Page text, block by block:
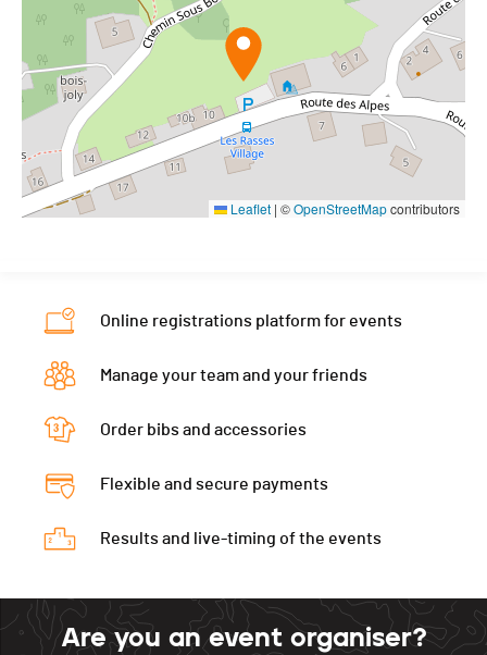
Leaflet | ©OpenStreetMapcontributors
Online registrations platform for events
Manage your team and your friends
Order bibs and accessories
Flexible and secure payments
Results and live-timing of the events
Are you an event organiser?